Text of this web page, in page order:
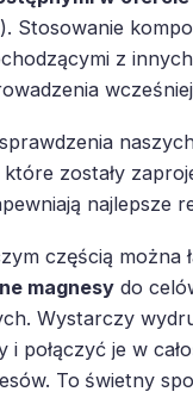
). Stosowanie
z
zostały
najlepsze
częścią można
magnesy do
Wystarczy
i połączyć je w
To świetny